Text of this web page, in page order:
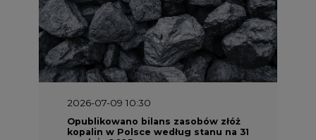
2026-07-09 10:30
Opublikowano bilans zasobów złóż
kopalin w Polsce według stanu na 31